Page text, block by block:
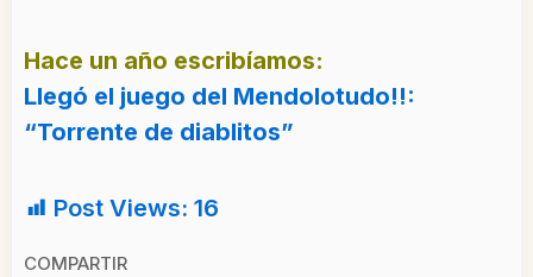
Hace un año escribíamos:
Llegó el juego del Mendolotudo!!:
“Torrente de diablitos”
Post Views: 16
COMPARTIR